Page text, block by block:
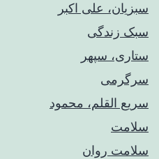
سبزیان، علی اکبر
سبک زندگی
ستاری، سپهر
سرگرمی
سریع القلم، محمود
سلامت
سلامت روان